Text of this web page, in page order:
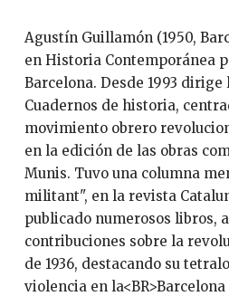
Agustín Guillamón (1950,
en Historia Contemporánea
Barcelona. Desde 1993
Cuadernos de historia,
movimiento obrero
en la edición de las obras
Munis. Tuvo una columna
militant", en la revista
publicado numerosos libros,
contribuciones sobre la
de 1936, destacando su
violencia en